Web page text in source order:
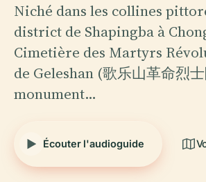
Niché dans les collines
district de Shapingba à
Cimetière des Martyrs
de Geleshan (歌乐山革命烈
monument…
Écouter l'audioguide